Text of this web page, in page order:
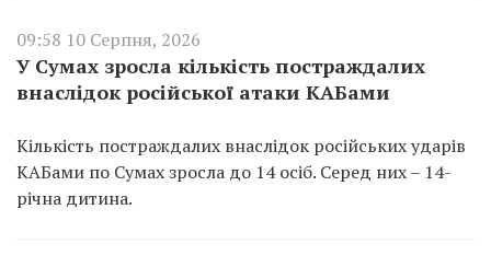
09:58 10 Серпня, 2026
У Сумах зросла кількість постраждалих
внаслідок російської атаки КАБами
Кількість постраждалих внаслідок російських ударів
КАБами по Сумах зросла до 14 осіб. Серед них – 14-
річна дитина.